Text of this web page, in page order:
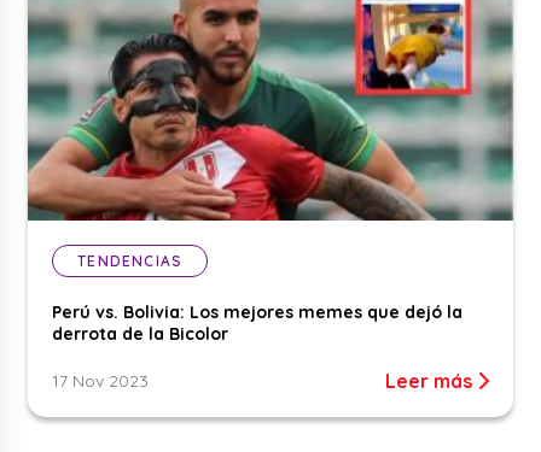
TENDENCIAS
Perú vs. Bolivia: Los mejores memes que dejó la
derrota de la Bicolor
17 Nov 2023 Leer más